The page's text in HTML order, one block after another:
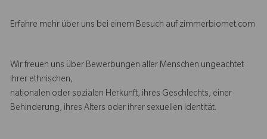
Erfahre mehr über uns bei einem Besuch auf zimmerbiomet.com
Wir freuen uns über Bewerbungen aller Menschen ungeachtet
ihrer ethnischen,
nationalen oder sozialen Herkunft, ihres Geschlechts, einer
Behinderung, ihres Alters oder ihrer sexuellen Identität.